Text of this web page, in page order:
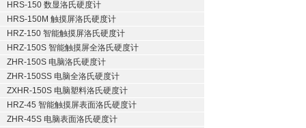
HRS-150 数显洛氏硬度计
HRS-150M 触摸屏洛氏硬度计
HRZ-150 智能触摸屏洛氏硬度计
HRZ-150S 智能触摸屏全洛氏硬度计
ZHR-150S 电脑洛氏硬度计
ZHR-150SS 电脑全洛氏硬度计
ZXHR-150S 电脑塑料洛氏硬度计
HRZ-45 智能触摸屏表面洛氏硬度计
ZHR-45S 电脑表面洛氏硬度计